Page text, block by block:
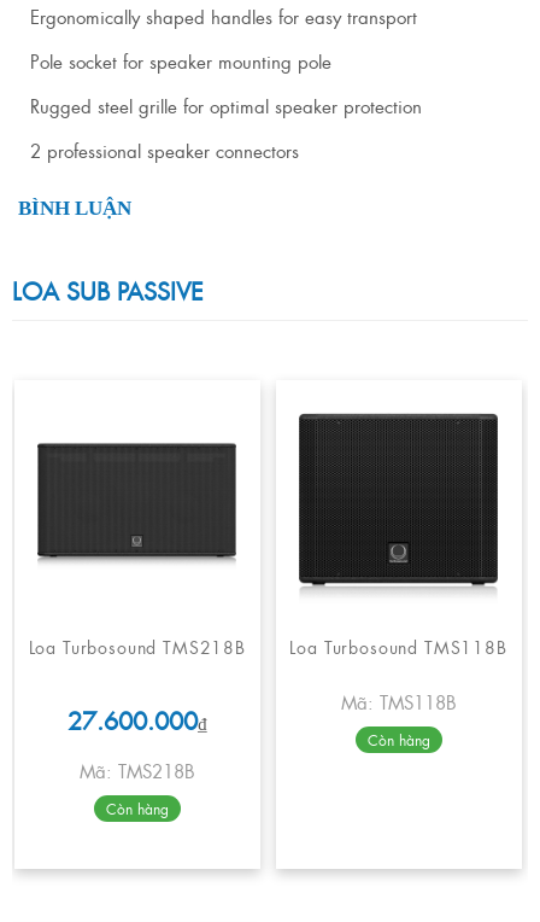
Ergonomically shaped handles for easy transport
Pole socket for speaker mounting pole
Rugged steel grille for optimal speaker protection
2 professional speaker connectors
BÌNH LUẬN
LOA SUB PASSIVE
Loa Turbosound TMS218B
27.600.000₫
Mã: TMS218B
Còn hàng
Loa Turbosound TMS118B
Mã: TMS118B
Còn hàng